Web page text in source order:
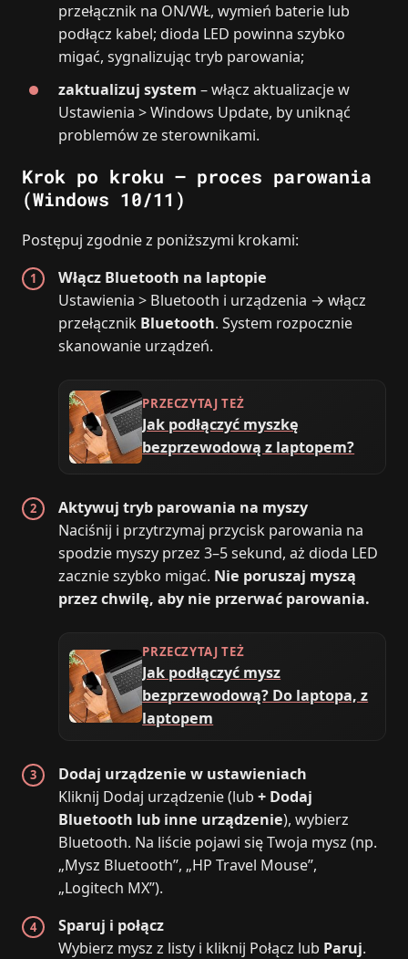
przełącznik na ON/WŁ, wymień baterie lub
podłącz kabel; dioda LED powinna szybko
migać, sygnalizując tryb parowania;
zaktualizuj system – włącz aktualizacje w
Ustawienia > Windows Update, by uniknąć
problemów ze sterownikami.
Krok po kroku – proces parowania
(Windows 10/11)
Postępuj zgodnie z poniższymi krokami:
Włącz Bluetooth na laptopie
Ustawienia > Bluetooth i urządzenia → włącz
przełącznik Bluetooth. System rozpocznie
skanowanie urządzeń.
PRZECZYTAJ TEŻ
Jak podłączyć myszkę
bezprzewodową z laptopem?
Aktywuj tryb parowania na myszy
Naciśnij i przytrzymaj przycisk parowania na
spodzie myszy przez 3–5 sekund, aż dioda LED
zacznie szybko migać. Nie poruszaj myszą
przez chwilę, aby nie przerwać parowania.
PRZECZYTAJ TEŻ
Jak podłączyć mysz
bezprzewodową? Do laptopa, z
laptopem
Dodaj urządzenie w ustawieniach
Kliknij Dodaj urządzenie (lub+ Dodaj
Bluetooth lub inne urządzenie), wybierz
Bluetooth. Na liście pojawi się Twoja mysz (np.
„Mysz Bluetooth”, „HP Travel Mouse”,
„Logitech MX”).
Sparuj i połącz
Wybierz mysz z listy i kliknij Połącz lub Paruj.